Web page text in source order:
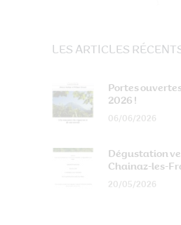
LES ARTICLES
Portes
2026 !
06/06/2026
Dégustation
Chainaz-les-
20/05/2026